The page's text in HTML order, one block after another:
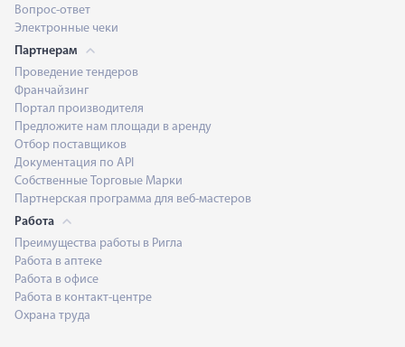
Вопрос-ответ
Электронные чеки
Партнерам
Проведение тендеров
Франчайзинг
Портал производителя
Предложите нам площади в аренду
Отбор поставщиков
Документация по API
Собственные Торговые Марки
Партнерская программа для веб-мастеров
Работа
Преимущества работы в Ригла
Работа в аптеке
Работа в офисе
Работа в контакт-центре
Охрана труда